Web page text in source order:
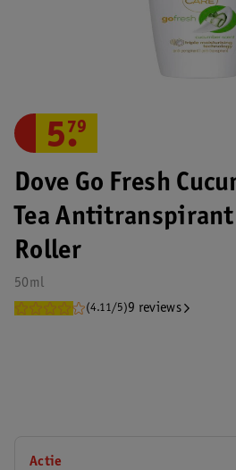
Dove Go Fresh
Tea
Roller
50ml
(4.11/5)9 reviews
5.
79
Actie